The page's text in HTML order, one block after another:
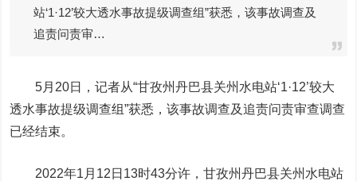
站‘1·12’较大透水事故提级调查组”获悉，该事故调查及
追责问责审…
5月20日，记者从“甘孜州丹巴县关州水电站‘1·12’较大
透水事故提级调查组”获悉，该事故调查及追责问责审查调查
已经结束。
2022年1月12日13时43分许，甘孜州丹巴县关州水电站